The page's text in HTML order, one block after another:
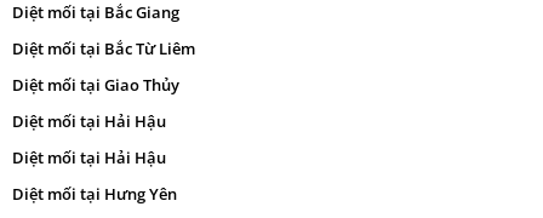
Diệt mối tại Bắc Giang
Diệt mối tại Bắc Từ Liêm
Diệt mối tại Giao Thủy
Diệt mối tại Hải Hậu
Diệt mối tại Hải Hậu
Diệt mối tại Hưng Yên